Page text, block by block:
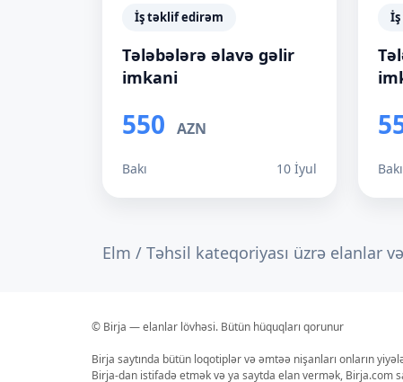
İş təklif edirəm
Tələbələrə əlavə gəlir
imkani
550 AZN
Bakı 10 İyul Bakı
Elm / Təhsil kateqoriyası üzrə elanlar
© Birja — elanlar lövhəsi. Bütün hüquqları qorunur
Birja saytında bütün loqotiplər və əmtəə nişanları onların
Birja-dan istifadə etmək və ya saytda elan vermək, Birja.com